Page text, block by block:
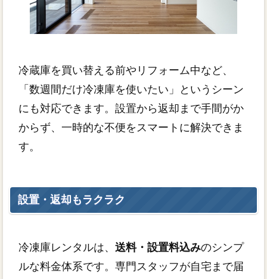
冷蔵庫を買い替える前やリフォーム中など、
「数週間だけ冷凍庫を使いたい」というシーン
にも対応できます。設置から返却まで手間がか
からず、一時的な不便をスマートに解決できま
す。
設置・返却もラクラク
冷凍庫レンタルは、 送料・設置料込みのシンプ
ルな料金体系です。専門スタッフが自宅まで届